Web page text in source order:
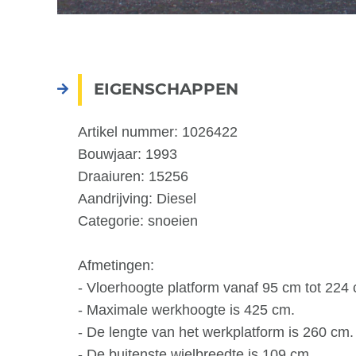
EIGENSCHAPPEN
Artikel nummer: 1026422
Bouwjaar: 1993
Draaiuren: 15256
Aandrijving: Diesel
Categorie: snoeien
Afmetingen:
- Vloerhoogte platform vanaf 95 cm tot 224
- Maximale werkhoogte is 425 cm.
- De lengte van het werkplatform is 260 cm.